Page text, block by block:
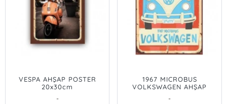
VESPA AHŞAP POSTER
20x30cm
-
1967 MICROBUS
VOLKSWAGEN AHŞAP
-